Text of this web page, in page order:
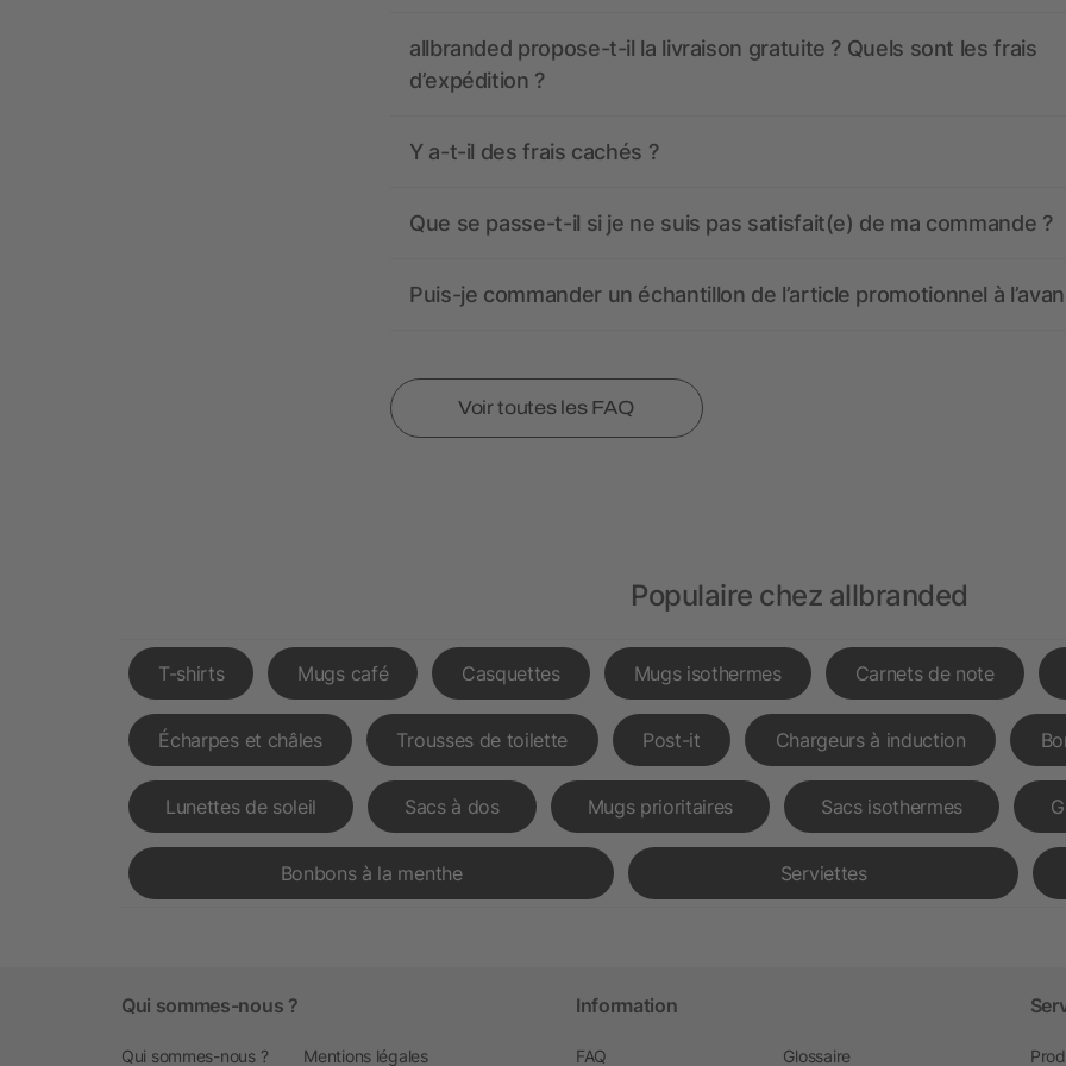
allbranded propose-t-il la livraison gratuite ? Quels sont les frais
d’expédition ?
Y a-t-il des frais cachés ?
Que se passe-t-il si je ne suis pas satisfait(e) de ma commande ?
Puis-je commander un échantillon de l’article promotionnel à
Voir toutes les FAQ
Populaire chez allbranded
T-shirts Mugs café Casquettes Mugs isothermes Carnets de note
Écharpes et châles Trousses de toilette Post-it Chargeurs à induction
Lunettes de soleil Sacs à dos Mugs prioritaires Sacs isothermes
Bonbons à la menthe Serviettes
Qui sommes-nous ?
Qui sommes-nous ? Mentions légales
Information
FAQ Glossaire